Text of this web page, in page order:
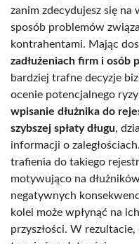
zanim zdecydujesz się na
sposób problemów
kontrahentami. Mając
zadłużeniach firm i osób
bardziej trafne decyzje
ocenie potencjalnego
wpisanie dłużnika do
szybszej spłaty długu,
informacji o
trafienia do takiego
motywująco na
negatywnych
kolei może wpłynąć na
przyszłości. W rezultacie,